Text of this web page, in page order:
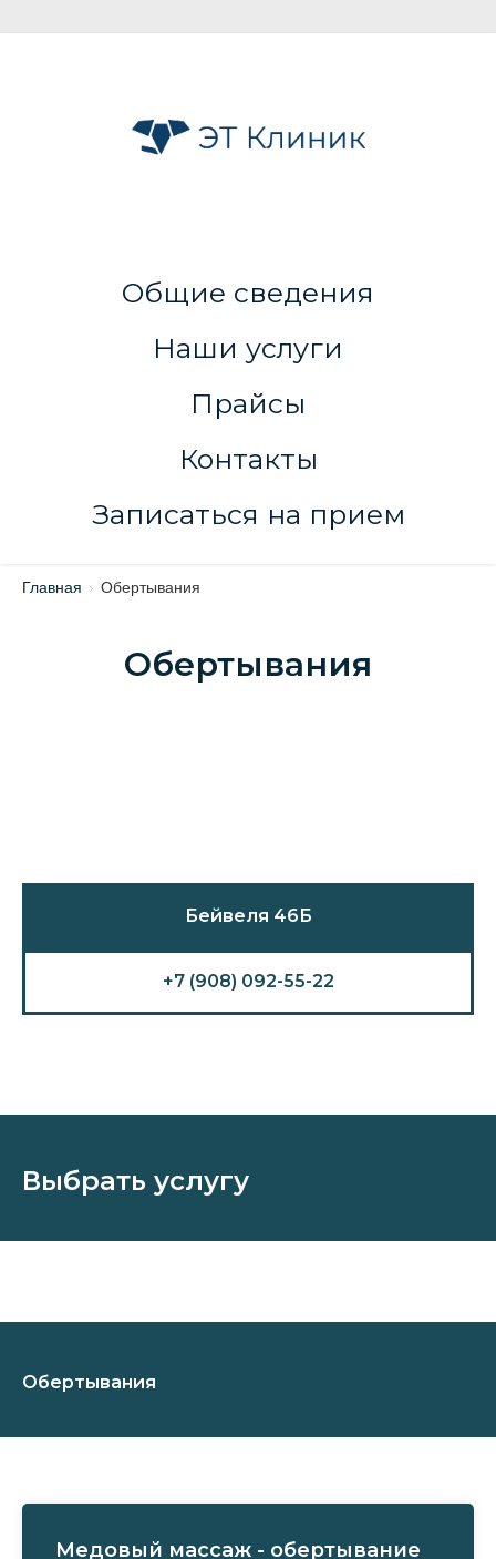
Общие сведения
Наши услуги
Прайсы
Контакты
Записаться на прием
Главная › Обертывания
Обертывания
Бейвеля 46Б
+7 (908) 092-55-22
Выбрать услугу
Обертывания
Медовый массаж - обертывание